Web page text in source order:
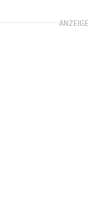
ANZEIGE